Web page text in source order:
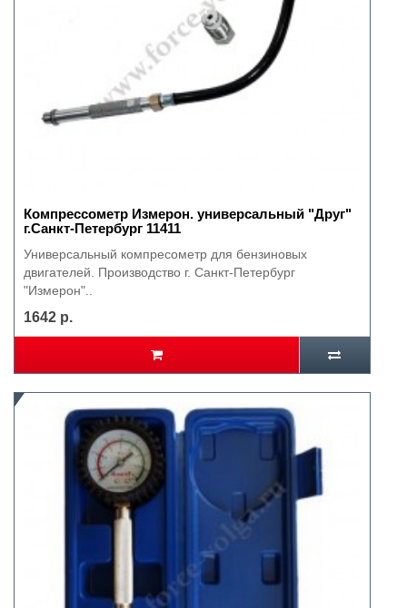
Компрессометр Измерон. универсальный "Друг"
г.Санкт-Петербург 11411
Универсальный компресометр для бензиновых
двигателей. Производство г. Санкт-Петербург
"Измерон"..
1642 р.